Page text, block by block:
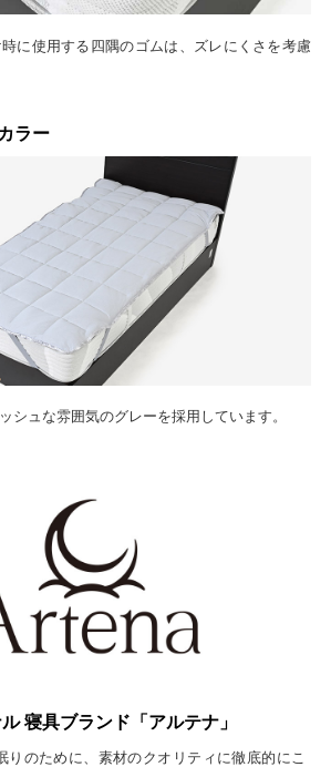
に使用する四隅のゴムは、ズレにくさを考慮
ラー
シュな雰囲気のグレーを採用しています。
寝具ブランド「アルテナ」
りのために、素材のクオリティに徹底的にこ